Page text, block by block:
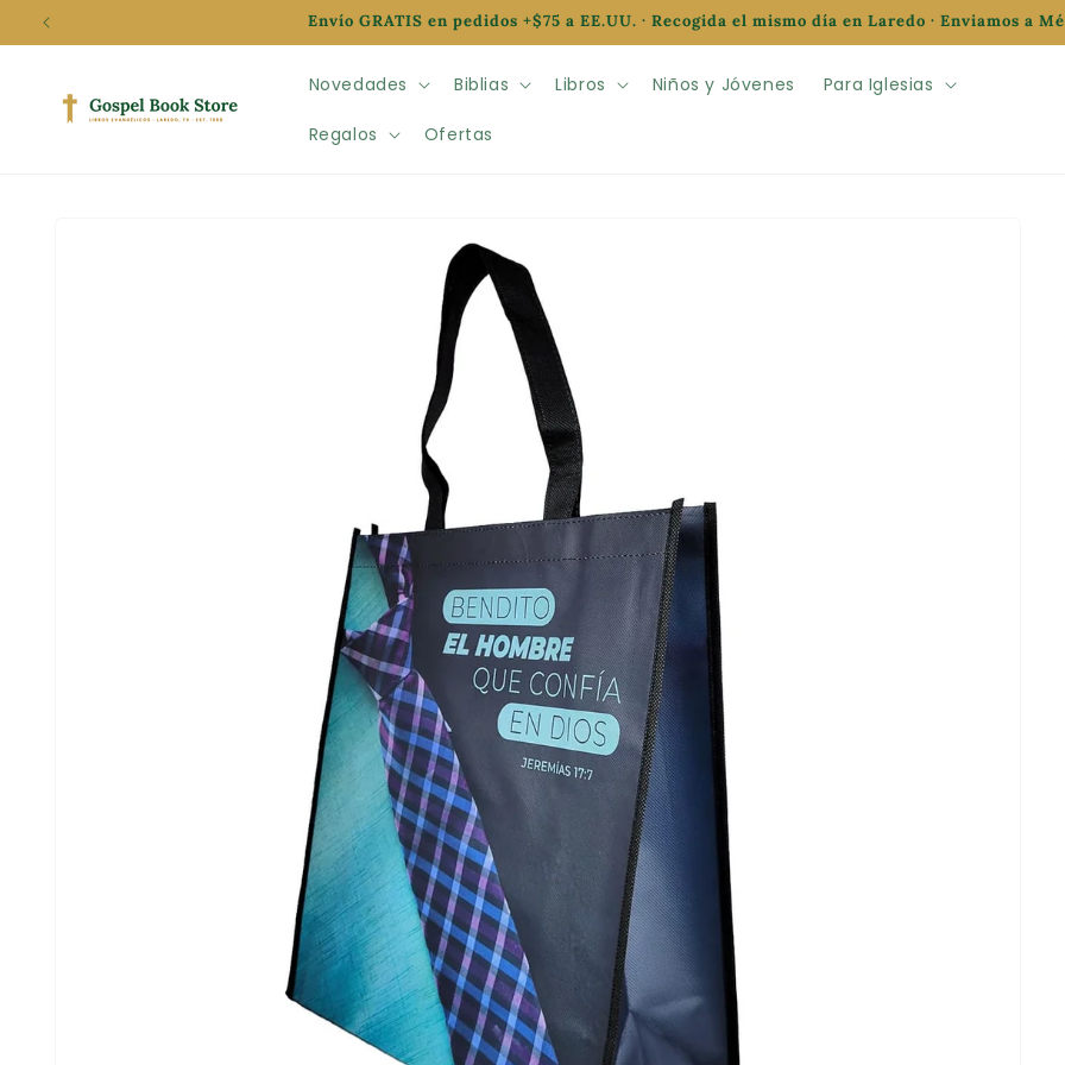
directamente
al contenido
Envío GRATIS en pedidos +$75 a EE.UU. · Recogida el mismo día en Laredo · Enviamos a
Novedades Biblias Libros Niños y Jóvenes Para Iglesias
Regalos Ofertas